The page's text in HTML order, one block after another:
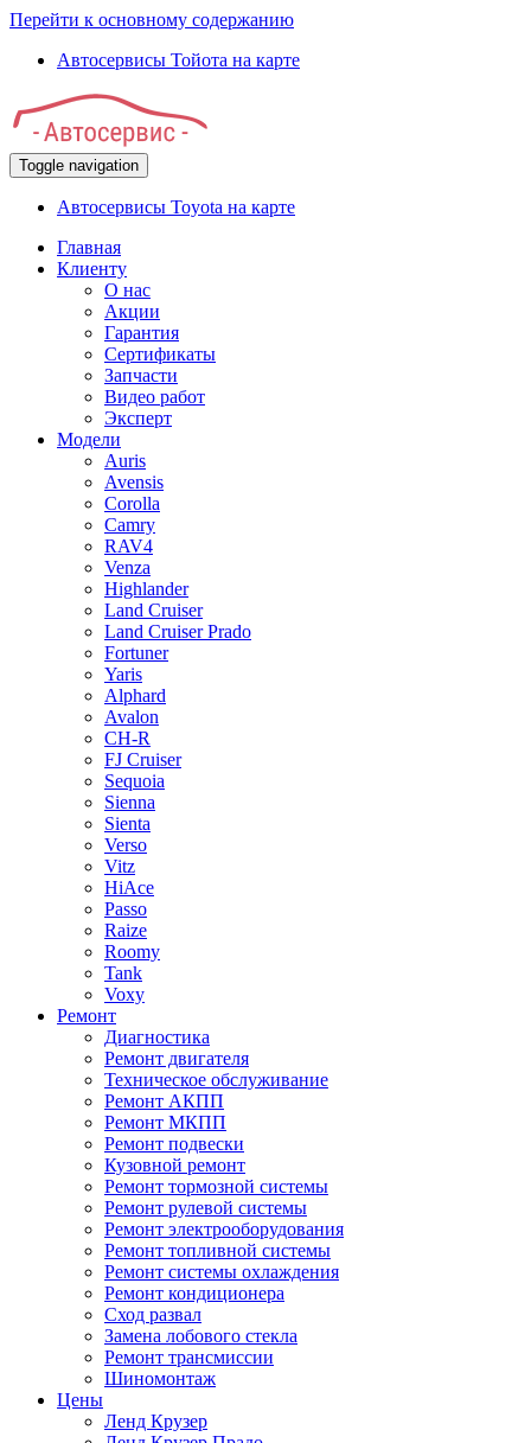
Перейти к основному содержанию
Автосервисы Тойота на карте
Toggle navigation
Автосервисы Toyota на карте
Главная
Клиенту
О нас
Акции
Гарантия
Сертификаты
Запчасти
Видео работ
Эксперт
Модели
Auris
Avensis
Corolla
Camry
RAV4
Venza
Highlander
Land Cruiser
Land Cruiser Prado
Fortuner
Yaris
Alphard
Avalon
CH-R
FJ Cruiser
Sequoia
Sienna
Sienta
Verso
Vitz
HiAce
Passo
Raize
Roomy
Tank
Voxy
Ремонт
Диагностика
Ремонт двигателя
Техническое обслуживание
Ремонт АКПП
Ремонт МКПП
Ремонт подвески
Кузовной ремонт
Ремонт тормозной системы
Ремонт рулевой системы
Ремонт электрооборудования
Ремонт топливной системы
Ремонт системы охлаждения
Ремонт кондиционера
Сход развал
Замена лобового стекла
Ремонт трансмиссии
Шиномонтаж
Цены
Ленд Крузер